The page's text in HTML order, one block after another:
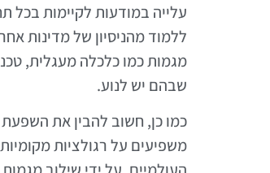
עלייה במודעות לקיימות בכל
ללמוד מהניסיון של מדינות
מגמות כמו כלכלה מעגלית,
שבהם יש לנוע.
כמו כן, חשוב להבין את השפעת
משפיעים על רגולציות